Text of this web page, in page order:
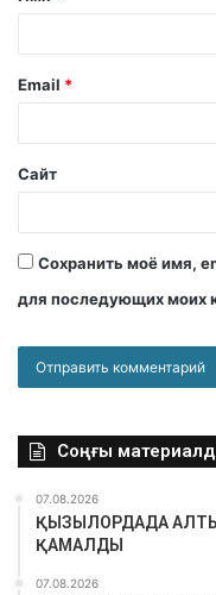
Email *
Сайт
Сохранить моё имя,
для последующих моих
Соңғы
07.08.2026
ҚЫЗЫЛОРДАДА
ҚАМАЛДЫ
07.08.2026